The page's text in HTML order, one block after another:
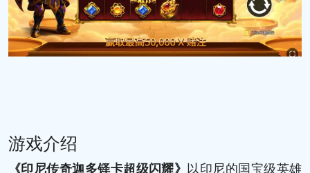
游戏介绍
《印尼传奇迦多铎卡超级闪耀》 以印尼的国宝级英雄